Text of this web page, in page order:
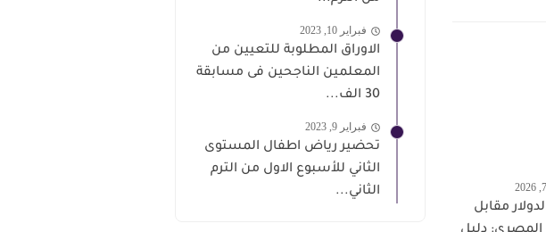
مقابل
فبراير 10, 2023
الاوراق المطلوبة للتعيين من
المعلمين الناجحين فى مسابقة
30 الف...
فبراير 9, 2023
تحضير رياض اطفال المستوى
الثاني للأسبوع الاول من الترم
الثاني...